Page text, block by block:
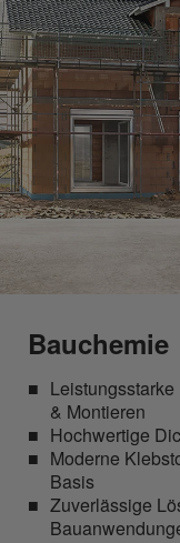
Bauchemie
& Montieren
Hochwertige
Moderne
Basis
Zuverlässige